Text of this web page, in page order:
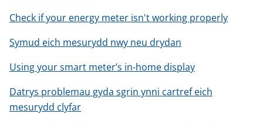
Check if your energy meter isn't working properly
Symud eich mesurydd nwy neu drydan
Using your smart meter’s in-home display
Datrys problemau gyda sgrin ynni cartref eich
mesurydd clyfar